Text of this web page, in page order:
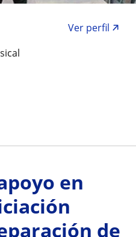
Ver perfil
en
de